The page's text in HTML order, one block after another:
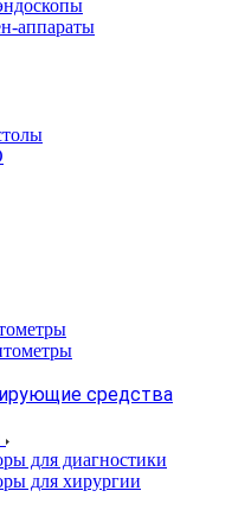
аппараты
средства
для диагностики
для хирургии